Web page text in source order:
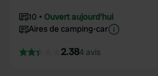
10
Ouvert aujourd'hui
Aires de camping-car
2.384 avis